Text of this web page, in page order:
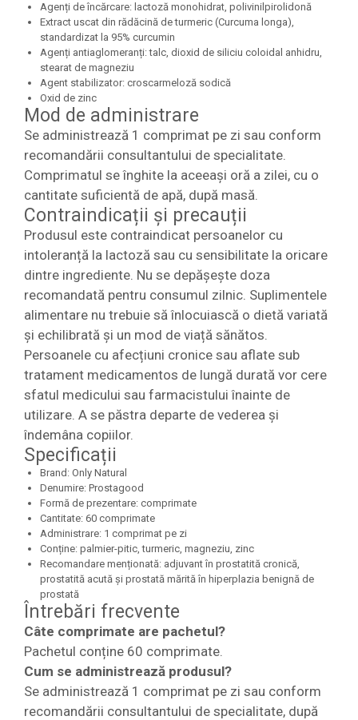
Agenți de încărcare: lactoză monohidrat, polivinilpirolidonă
Extract uscat din rădăcină de turmeric (Curcuma longa),
standardizat la 95% curcumin
Agenți antiaglomeranți: talc, dioxid de siliciu coloidal anhidru,
stearat de magneziu
Agent stabilizator: croscarmeloză sodică
Oxid de zinc
Mod de administrare
Se administrează 1 comprimat pe zi sau conform
recomandării consultantului de specialitate.
Comprimatul se înghite la aceeași oră a zilei, cu o
cantitate suficientă de apă, după masă.
Contraindicații și precauții
Produsul este contraindicat persoanelor cu
intoleranță la lactoză sau cu sensibilitate la oricare
dintre ingrediente. Nu se depășește doza
recomandată pentru consumul zilnic. Suplimentele
alimentare nu trebuie să înlocuiască o dietă variată
și echilibrată și un mod de viață sănătos.
Persoanele cu afecțiuni cronice sau aflate sub
tratament medicamentos de lungă durată vor cere
sfatul medicului sau farmacistului înainte de
utilizare. A se păstra departe de vederea și
îndemâna copiilor.
Specificații
Brand: Only Natural
Denumire: Prostagood
Formă de prezentare: comprimate
Cantitate: 60 comprimate
Administrare: 1 comprimat pe zi
Conține: palmier-pitic, turmeric, magneziu, zinc
Recomandare menționată: adjuvant în prostatită cronică,
prostatită acută și prostată mărită în hiperplazia benignă de
prostată
Întrebări frecvente
Câte comprimate are pachetul?
Pachetul conține 60 comprimate.
Cum se administrează produsul?
Se administrează 1 comprimat pe zi sau conform
recomandării consultantului de specialitate, după